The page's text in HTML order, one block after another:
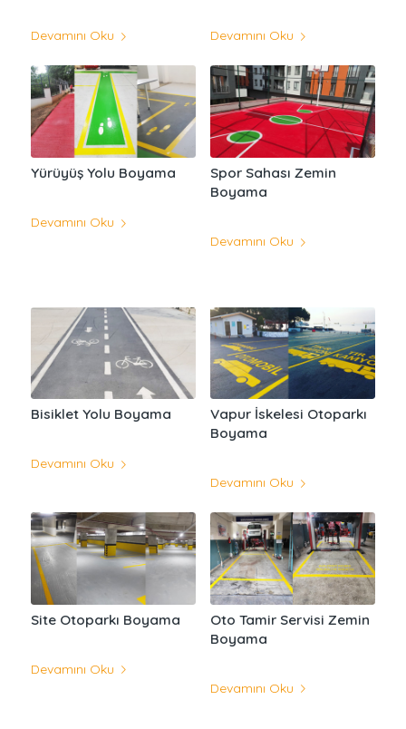
Devamını Oku Devamını Oku
Yürüyüş Yolu Boyama
Devamını Oku
Spor Sahası Zemin
Boyama
Devamını Oku
Bisiklet Yolu Boyama
Devamını Oku
Vapur İskelesi Otoparkı
Boyama
Devamını Oku
Site Otoparkı Boyama
Devamını Oku
Oto Tamir Servisi Zemin
Boyama
Devamını Oku